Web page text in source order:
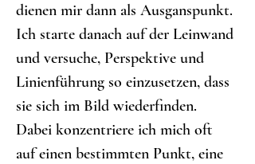
dienen mir dann als Ausganspunkt.
Ich starte danach auf der Leinwand
und versuche, Perspektive und
Linienführung so einzusetzen, dass
sie sich im Bild wiederfinden.
Dabei konzentriere ich mich oft
auf einen bestimmten Punkt, eine